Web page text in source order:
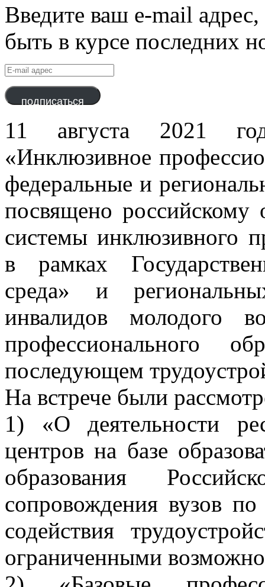
Введите ваш e-mail
быть в курсе последних
E-
mail
адрес
подписаться
11 августа 2021
«Инклюзивное
федеральные и
посвящено российскому
системы инклюзивного
в рамках
среда» и
инвалидов молодого
профессионального
последующем
На встрече были
1) «О деятельности
центров на базе
образования
сопровождения вузов
содействия
ограниченными